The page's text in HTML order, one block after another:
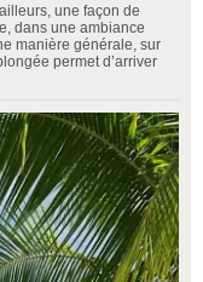
une façon de
dans une ambiance
manière générale, sur
permet d’arriver